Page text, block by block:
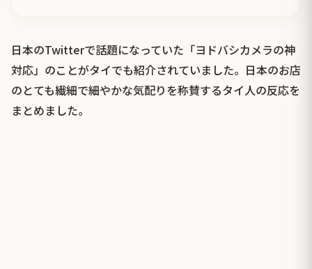
日本のTwitterで話題になっていた「ヨドバシカメラの神
対応」のことがタイでも紹介されていました。日本のお店
のとても繊細で細やかな気配りを称賛するタイ人の反応を
まとめました。